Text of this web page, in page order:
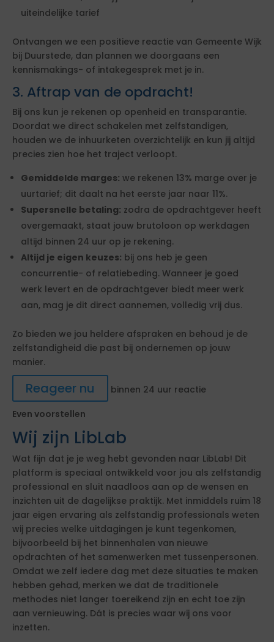
uiteindelijke tarief
Ontvangen we een positieve reactie van Gemeente Wijk
bij Duurstede, dan plannen we doorgaans een
kennismakings- of intakegesprek met je in.
3. Aftrap van de opdracht!
Bij ons kun je rekenen op openheid en transparantie.
Doordat we direct schakelen met zelfstandigen,
houden we de inhuurketen overzichtelijk en kun jij altijd
precies zien hoe het traject verloopt.
Gemiddelde marges: we rekenen 13% marge over je
uurtarief; dit daalt na het eerste jaar naar 11%.
Supersnelle betaling: zodra de opdrachtgever heeft
overgemaakt, staat jouw brutoloon op werkdagen
altijd binnen 24 uur op je rekening.
Altijd je eigen keuzes: bij ons heb je geen
concurrentie- of relatiebeding. Wanneer je goed
werk levert en de opdrachtgever biedt meer werk
aan, mag je dit direct aannemen, volledig vrij dus.
Zo bieden we jou heldere afspraken en behoud je de
zelfstandigheid die past bij ondernemen op jouw
manier.
Reageer nu
binnen 24 uur reactie
Even voorstellen
Wij zijn LibLab
Wat fijn dat je je weg hebt gevonden naar LibLab! Dit
platform is speciaal ontwikkeld voor jou als zelfstandig
professional en sluit naadloos aan op de wensen en
inzichten uit de dagelijkse praktijk. Met inmiddels ruim 18
jaar eigen ervaring als zelfstandig professionals weten
wij precies welke uitdagingen je kunt tegenkomen,
bijvoorbeeld bij het binnenhalen van nieuwe
opdrachten of het samenwerken met tussenpersonen.
Omdat we zelf iedere dag met deze situaties te maken
hebben gehad, merken we dat de traditionele
methodes niet langer toereikend zijn en echt toe zijn
aan vernieuwing. Dát is precies waar wij ons voor
inzetten.